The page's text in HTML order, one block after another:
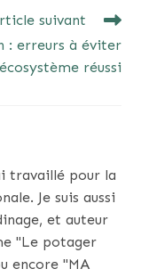
suivant
: erreurs à éviter
réussi
travaillé pour la
Je suis aussi
et auteur
"Le potager
encore "MA